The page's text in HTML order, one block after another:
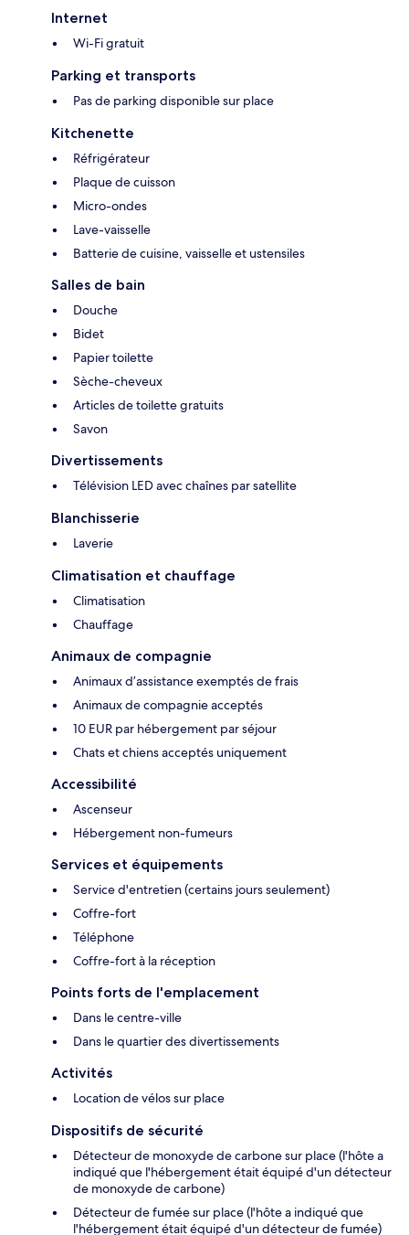
Internet
Wi-Fi gratuit
Parking et transports
Pas de parking disponible sur place
Kitchenette
Réfrigérateur
Plaque de cuisson
Micro-ondes
Lave-vaisselle
Batterie de cuisine, vaisselle et ustensiles
Salles de bain
Douche
Bidet
Papier toilette
Sèche-cheveux
Articles de toilette gratuits
Savon
Divertissements
Télévision LED avec chaînes par satellite
Blanchisserie
Laverie
Climatisation et chauffage
Climatisation
Chauffage
Animaux de compagnie
Animaux d’assistance exemptés de frais
Animaux de compagnie acceptés
10 EUR par hébergement par séjour
Chats et chiens acceptés uniquement
Accessibilité
Ascenseur
Hébergement non-fumeurs
Services et équipements
Service d'entretien (certains jours seulement)
Coffre-fort
Téléphone
Coffre-fort à la réception
Points forts de l'emplacement
Dans le centre-ville
Dans le quartier des divertissements
Activités
Location de vélos sur place
Dispositifs de sécurité
Détecteur de monoxyde de carbone sur place (l'hôte a
indiqué que l'hébergement était équipé d'un détecteur
de monoxyde de carbone)
Détecteur de fumée sur place (l'hôte a indiqué que
l'hébergement était équipé d'un détecteur de fumée)